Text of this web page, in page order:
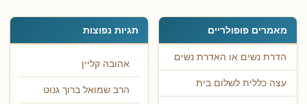
מאמרים פופולריים
הדרת נשים או האדרת נשים
עצה כללית לשלום בית
תגיות נפוצות
אהובה קליין
הרב שמואל ברוך גנוט